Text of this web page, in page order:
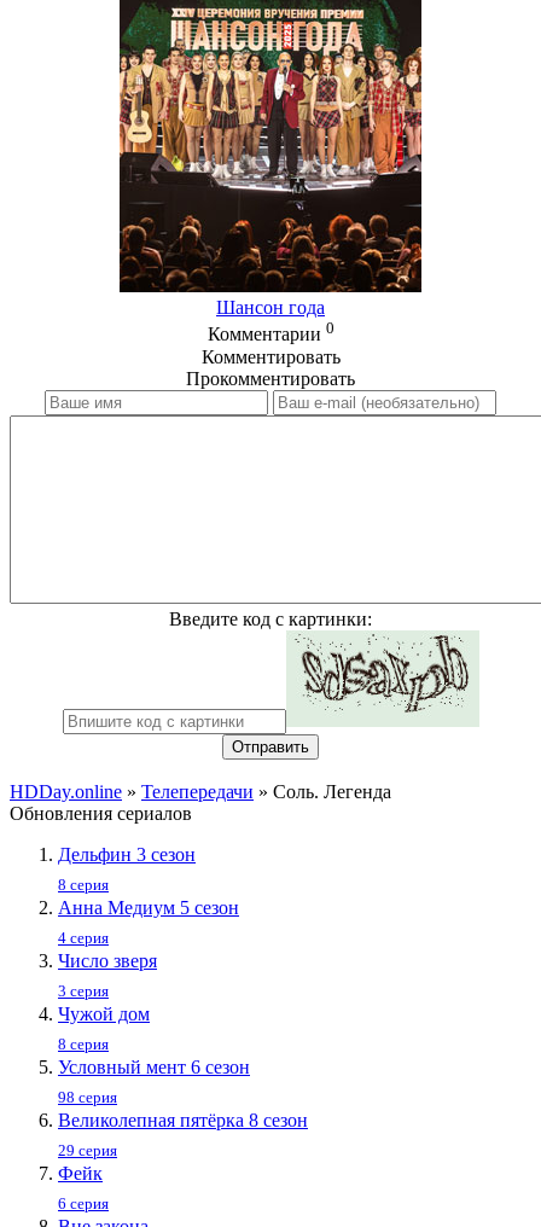
Шансон года
Комментарии 0
Комментировать
Прокомментировать
Введите код с картинки:
Отправить
HDDay.online » Телепередачи » Соль. Легенда
Обновления сериалов
Дельфин 3 сезон
8 серия
Анна Медиум 5 сезон
4 серия
Число зверя
3 серия
Чужой дом
8 серия
Условный мент 6 сезон
98 серия
Великолепная пятёрка 8 сезон
29 серия
Фейк
6 серия